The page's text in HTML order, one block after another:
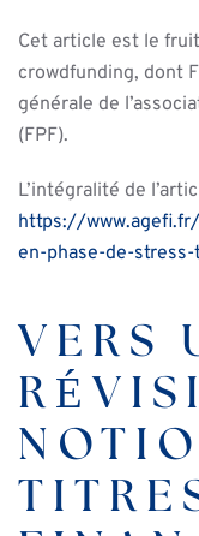
Cet article est le
crowdfunding, dont
générale de
(FPF).
L’intégralité de
https://
en-phase-de-
VERS